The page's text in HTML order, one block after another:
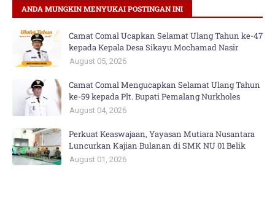
ANDA MUNGKIN MENYUKAI POSTINGAN INI
Camat Comal Ucapkan Selamat Ulang Tahun ke-47
kepada Kepala Desa Sikayu Mochamad Nasir
August 05, 2026
Camat Comal Mengucapkan Selamat Ulang Tahun
ke-59 kepada Plt. Bupati Pemalang Nurkholes
August 04, 2026
Perkuat Keaswajaan, Yayasan Mutiara Nusantara
Luncurkan Kajian Bulanan di SMK NU 01 Belik
August 01, 2026